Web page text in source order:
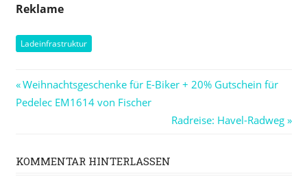
Reklame
Ladeinfrastruktur
Beitragsnavigation
Vorheriger
Beitrag:
Weihnachtsgeschenke für E-Biker + 20% Gutschein für
Pedelec EM1614 von Fischer
Nächster
Radreise: Havel-Radweg
KOMMENTAR HINTERLASSEN